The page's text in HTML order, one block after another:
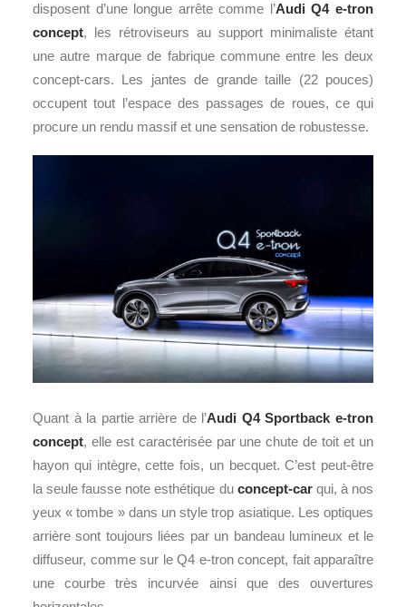
disposent d’une longue arrête comme l’Audi Q4 e-tron
concept, les rétroviseurs au support minimaliste étant
une autre marque de fabrique commune entre les deux
concept-cars. Les jantes de grande taille (22 pouces)
occupent tout l’espace des passages de roues, ce qui
procure un rendu massif et une sensation de robustesse.
Quant à la partie arrière de l’Audi Q4 Sportback e-tron
concept, elle est caractérisée par une chute de toit et un
hayon qui intègre, cette fois, un becquet. C’est peut-être
la seule fausse note esthétique du concept-carqui, à nos
yeux « tombe » dans un style trop asiatique. Les optiques
arrière sont toujours liées par un bandeau lumineux et le
diffuseur, comme sur le Q4 e-tron concept, fait apparaître
une courbe très incurvée ainsi que des ouvertures